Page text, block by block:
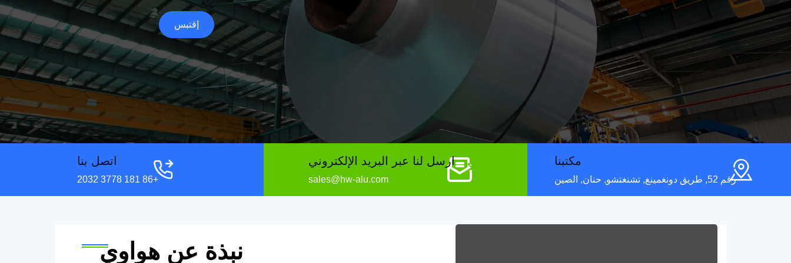
إقتبس
مكتبنا
رقم 52, طريق دونغمينغ, تشنغتشو, حنان, الصين
ارسل لنا عبر البريد الإلكتروني
sales@hw-alu.com
اتصل بنا
+86 181 3778 2032
نبذة عن هواوي